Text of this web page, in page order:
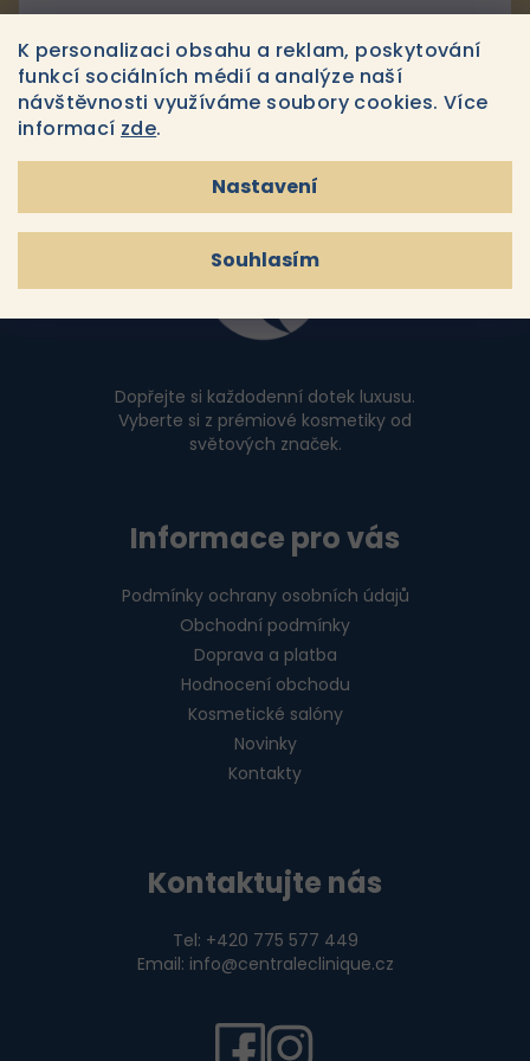
K personalizaci obsahu a reklam, poskytování
funkcí sociálních médií a analýze naší
návštěvnosti využíváme soubory cookies. Více
informací zde.
Nastavení
Souhlasím
v
k
y
v
i
s
u
Souhlasím spodmínkami ochrany osobních údajů
Přihlásit se
á
Dopřejte si každodenní dotek luxusu.
Vyberte si z prémiové kosmetiky od
světových značek.
Informace pro vás
Podmínky ochrany osobních údajů
Obchodní podmínky
Doprava a platba
Hodnocení obchodu
Kosmetické salóny
Novinky
Kontakty
Kontaktujte nás
Tel: +420 775 577 449
Email: info@centraleclinique.cz